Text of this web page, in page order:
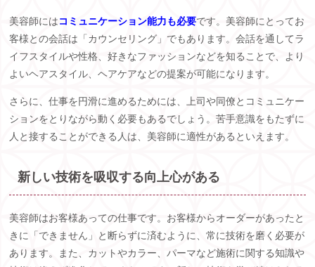
美容師にはコミュニケーション能力も必要です。美容師にとってお
客様との会話は「カウンセリング」でもあります。会話を通してラ
イフスタイルや性格、好きなファッションなどを知ることで、より
よいヘアスタイル、ヘアケアなどの提案が可能になります。
さらに、仕事を円滑に進めるためには、上司や同僚とコミュニケー
ションをとりながら動く必要もあるでしょう。苦手意識をもたずに
人と接することができる人は、美容師に適性があるといえます。
新しい技術を吸収する向上心がある
美容師はお客様あっての仕事です。お客様からオーダーがあったと
きに「できません」と断らずに済むように、常に技術を磨く必要が
あります。また、カットやカラー、パーマなど施術に関する知識や